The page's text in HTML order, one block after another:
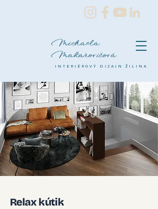
Michaela
Makarovičová
INTERIÉROVÝ DIZAJN ŽILINA
Relax kútik